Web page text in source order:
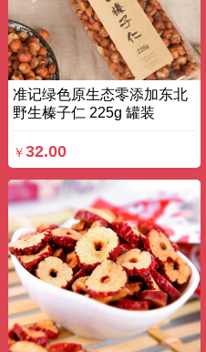
准记绿色原生态零添加东北
野生榛子仁 225g 罐装
￥ 32.00